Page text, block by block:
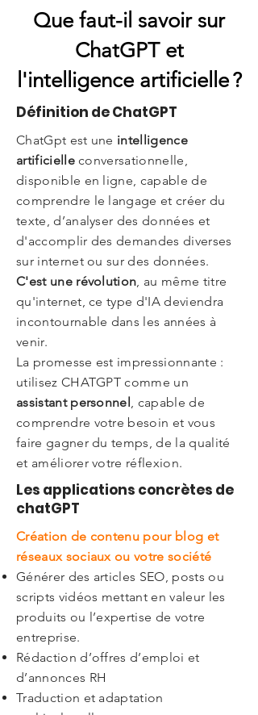
Que faut-il savoir sur
ChatGPT et
l'intelligence artificielle ?
Définition de ChatGPT
ChatGpt est une intelligence
artificielleconversationnelle,
disponible en ligne, capable de
comprendre le langage et créer du
texte, d’analyser des données et
d'accomplir des demandes diverses
sur internet ou sur des données.
C'est une révolution, au même titre
qu'internet, ce type d'IA deviendra
incontournable dans les années à
venir.
La promesse est impressionnante :
utilisez CHATGPT comme un
assistant personnel, capable de
comprendre votre besoin et vous
faire gagner du temps, de la qualité
et améliorer votre réflexion.
Les applications concrètes de
chatGPT
Création de contenu pour blog et
réseaux sociaux ou votre société
Générer des articles SEO, posts ou
scripts vidéos mettant en valeur les
produits ou l’expertise de votre
entreprise.
Rédaction d’offres d’emploi et
d’annonces RH
Traduction et adaptation